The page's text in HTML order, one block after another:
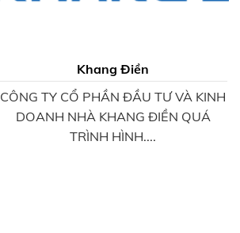
Khang Điền
CÔNG TY CỔ PHẦN ĐẦU TƯ VÀ KINH
DOANH NHÀ KHANG ĐIỀN QUÁ
TRÌNH HÌNH....